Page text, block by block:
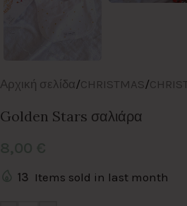
Αρχική σελίδα/CHRISTMAS/
Golden Stars σαλιάρα
13 Items sold in last month